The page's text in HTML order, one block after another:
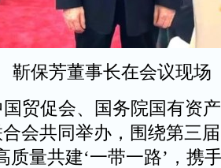
靳保芳董事长在会议现场
贸促会、国务院国有资
会共同举办，围绕第三
质量共建‘一带一路’，携